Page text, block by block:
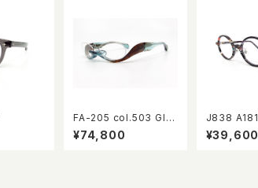
FA-205 col.503 GIL
BERT EYEWEAR 10th
Anniversary limited
¥74,800
J838 A181
¥39,600